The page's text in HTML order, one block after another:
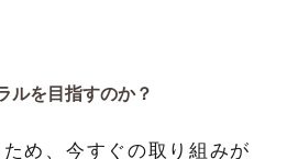
ルを目指すのか？
め、今すぐの取り組みが